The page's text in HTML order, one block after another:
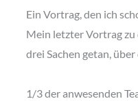
Ein Vortrag, den ich
Mein letzter Vortrag zu
drei Sachen getan,
1/3 der anwesenden